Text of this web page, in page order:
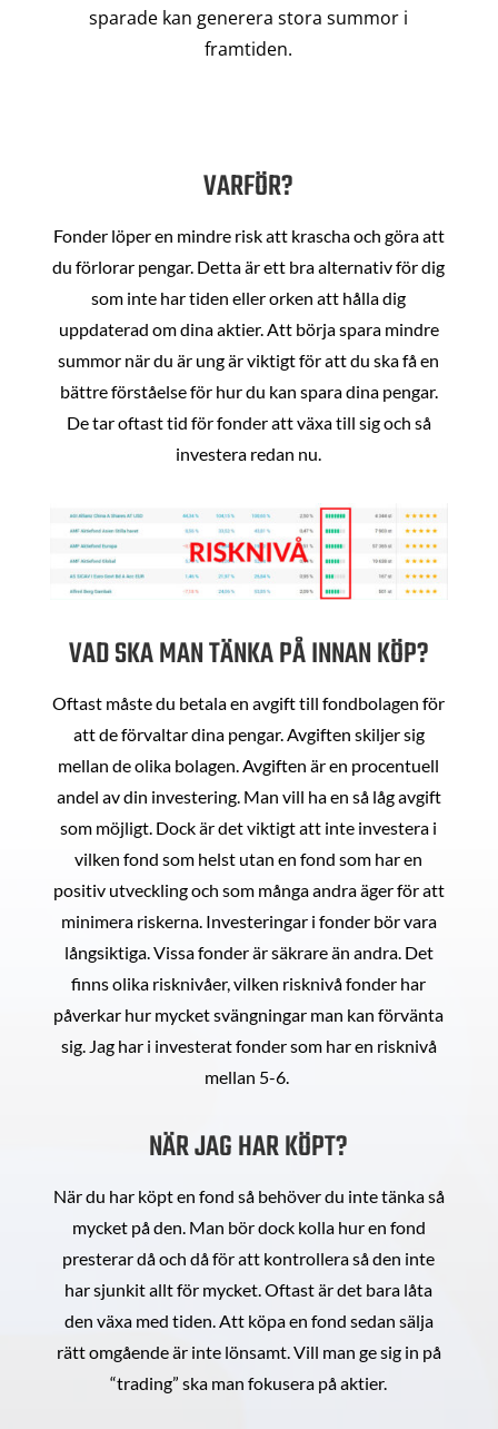
sparade kan generera stora summor i
framtiden.
VARFÖR?
Fonder löper en mindre risk att krascha och göra att
du förlorar pengar. Detta är ett bra alternativ för dig
som inte har tiden eller orken att hålla dig
uppdaterad om dina aktier. Att börja spara mindre
summor när du är ung är viktigt för att du ska få en
bättre förståelse för hur du kan spara dina pengar.
De tar oftast tid för fonder att växa till sig och så
investera redan nu.
VAD SKA MAN TÄNKA PÅ INNAN KÖP?
Oftast måste du betala en avgift till fondbolagen för
att de förvaltar dina pengar. Avgiften skiljer sig
mellan de olika bolagen. Avgiften är en procentuell
andel av din investering. Man vill ha en så låg avgift
som möjligt. Dock är det viktigt att inte investera i
vilken fond som helst utan en fond som har en
positiv utveckling och som många andra äger för att
minimera riskerna. Investeringar i fonder bör vara
långsiktiga. Vissa fonder är säkrare än andra. Det
finns olika risknivåer, vilken risknivå fonder har
påverkar hur mycket svängningar man kan förvänta
sig. Jag har i investerat fonder som har en risknivå
mellan 5-6.
NÄR JAG HAR KÖPT?
När du har köpt en fond så behöver du inte tänka så
mycket på den. Man bör dock kolla hur en fond
presterar då och då för att kontrollera så den inte
har sjunkit allt för mycket. Oftast är det bara låta
den växa med tiden. Att köpa en fond sedan sälja
rätt omgående är inte lönsamt. Vill man ge sig in på
“trading” ska man fokusera på aktier.